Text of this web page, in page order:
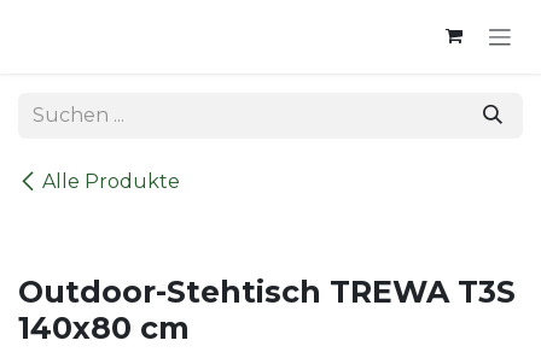
Alle Produkte
Outdoor-Stehtisch TREWA T3S
140x80 cm